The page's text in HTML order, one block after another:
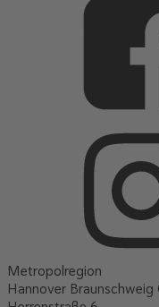
Metropolregion
Hannover